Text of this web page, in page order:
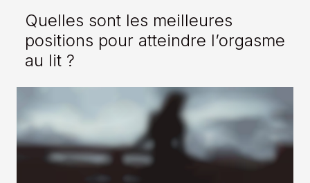
Quelles sont les meilleures
positions pour atteindre l’orgasme
au lit ?